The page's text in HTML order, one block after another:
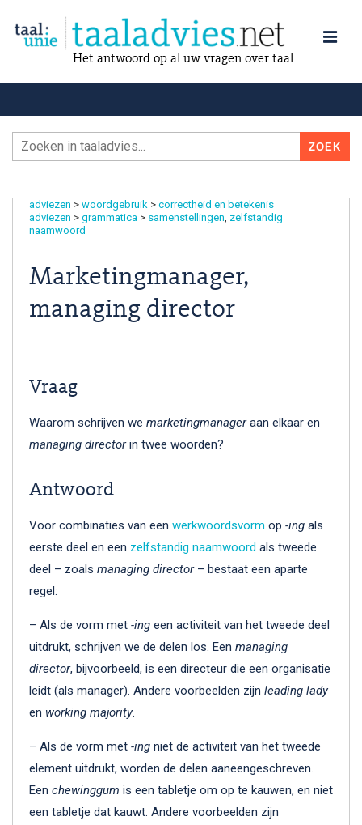
Het antwoord op al uw vragen over taal
adviezen > woordgebruik > correctheid en betekenis
adviezen > grammatica > samenstellingen zelfstandig
naamwoord
Marketingmanager,
managing director
Vraag
Waarom schrijven we marketingmanageraan elkaar en
managing directorin twee woorden?
Antwoord
Voor combinaties van een werkwoordsvorm op -ing als
eerste deel en een zelfstandig naamwoord als tweede
deel – zoals managing director– bestaat een aparte
regel:
– Als de vorm met -ing een activiteit van het tweede deel
uitdrukt, schrijven we de delen los. Een managing
director, bijvoorbeeld, is een directeur die een organisatie
leidt (als manager). Andere voorbeelden zijn leading lady
en working majority.
– Als de vorm met -ing niet de activiteit van het tweede
element uitdrukt, worden de delen aaneengeschreven.
Een chewinggum is een tabletje om op te kauwen, en niet
een tabletje dat kauwt. Andere voorbeelden zijn